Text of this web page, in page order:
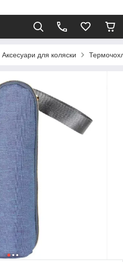
Аксесуари для коляски